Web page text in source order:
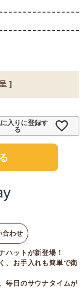
]
入りに登録す
る
合わせ
ハットが新登場！
、お手入れも簡単で衛
毎日のサウナタイムが